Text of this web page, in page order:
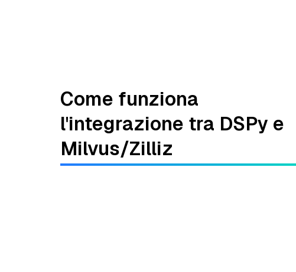
Come funziona
l'integrazione tra DSPy e
Milvus/Zilliz